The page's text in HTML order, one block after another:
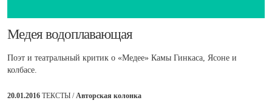
​Медея водоплавающая
Поэт и театральный критик о «Медее» Камы Гинкаса, Ясоне и
колбасе.
20.01.2016 ТЕКСТЫ / Авторская колонка